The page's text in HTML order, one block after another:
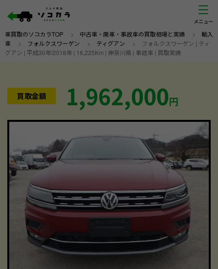
車買取のソコカラTOP > 中古車・廃車・事故車の買取相場と実績 > 輸入
車 > フォルクスワーゲン > ティグアン >
フォルクスワーゲン | ティ
グアン | 平成30年/2018年 | 16,225Km | 神奈川県 | 事故車 | 買取実績
買取金額 1,962,000円